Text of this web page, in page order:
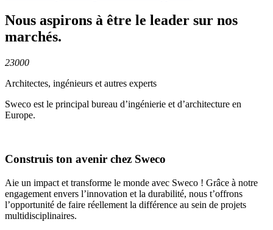
Nous aspirons à être le leader sur nos
marchés.
23000
Architectes, ingénieurs et autres experts
Sweco est le principal bureau d’ingénierie et d’architecture en
Europe.
Construis ton avenir chez Sweco
Aie un impact et transforme le monde avec Sweco ! Grâce à notre
engagement envers l’innovation et la durabilité, nous t’offrons
l’opportunité de faire réellement la différence au sein de projets
multidisciplinaires.